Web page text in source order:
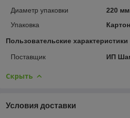
Диаметр упаковки
220 мм
Упаковка
Пользовательские характеристики
Поставщик ИП
Скрыть
Условия доставки